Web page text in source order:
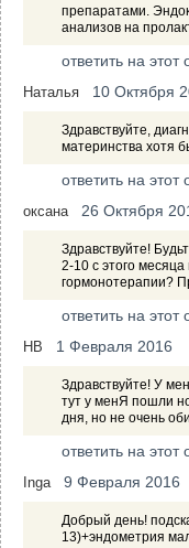
препаратами.
анализов на
ответить на этот
Наталья 10 Октября
Здравствуйте,
материнства хотя
ответить на этот
оксана 26 Октября
Здравствуйте!
2-10 с этого
гормонотерапии?
ответить на этот
НВ 1 Февраля 2016
Здравствуйте! У
тут у менЯ пошли
дня, но не очень
ответить на этот
Inga 9 Февраля 2016
Добрый день!
13)+эндометрия